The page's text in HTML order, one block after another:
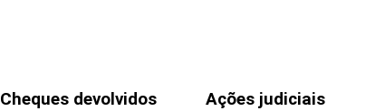
Cheques devolvidos Ações judiciais